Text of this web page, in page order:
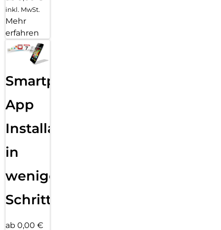
inkl. MwSt.
Mehr
erfahren
Smartphone
App
Installation
in
wenigen
Schritten
ab 0,00 €